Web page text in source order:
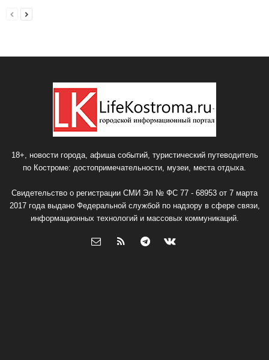
18+, новости города, афиша событий, туристический путеводитель
по Костроме: достопримечательности, музеи, места отдыха.
Свидетельство о регистрации СМИ Эл № ФС 77 - 68953 от 7 марта
2017 года выдано Федеральной службой по надзору в сфере связи,
информационных технологий и массовых коммуникаций.